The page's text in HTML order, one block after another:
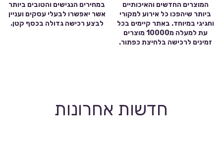
המוצרים החדשים והאיכותיים
ביותר שיהפכו כל אירוע למקורי
וחגיגי במיוחד. באתר קיימים בכל
עת למעלה מ10000 מוצרים
זמינים לרכישה בלחיצת כפתור.
במחירים הנגישים והטובים ביותר
אשר יאפשרו לבעלי עסקים ועניין
לבצע רכישה גדולה בכסף קטן.
חדשות אחרונות